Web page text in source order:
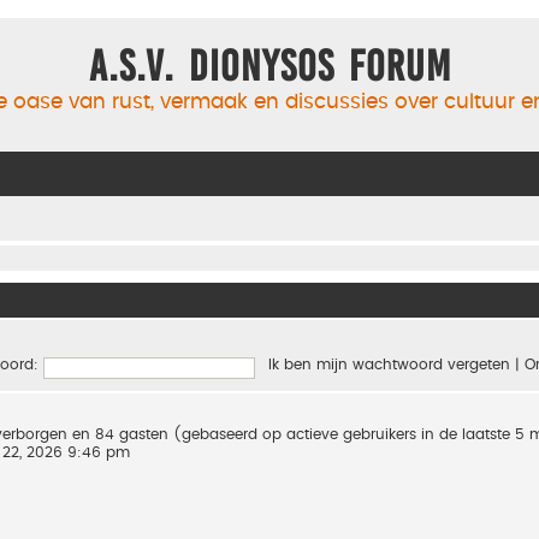
A.S.V. Dionysos Forum
oase van rust, vermaak en discussies over cultuur
Ik ben mijn wachtwoord vergeten
en 84 gasten (gebaseerd op actieve gebruikers in de laatste 5
2026 9:46 pm